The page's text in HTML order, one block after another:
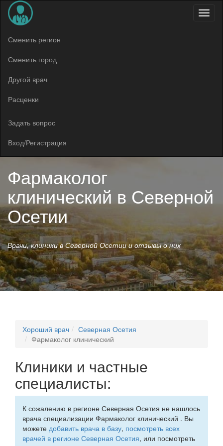
Меню
Сменить регион
Сменить город
Другой врач
Расценки
Задать вопрос
Вход/Регистрация
Фармаколог
клинический в Северной
Осетии
Врачи, клиники в Северной Осетии и отзывы о них
Хороший врач
Северная Осетия
Фармаколог клинический
Клиники и частные
специалисты:
К сожалению в регионе Северная Осетия не нашлось
врача специализации Фармаколог клинический . Вы
можете добавить врача в базу, посмотреть всех
врачей в регионе Северная Осетия, или посмотреть